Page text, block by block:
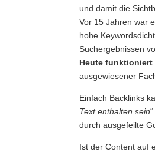
und damit die
Vor 15 Jahren war
hohe
Suchergebnissen
Heute funktioniert
ausgewiesener
Einfach Backlinks
Text enthalten sein
durch ausgefeilte
Ist der Content auf